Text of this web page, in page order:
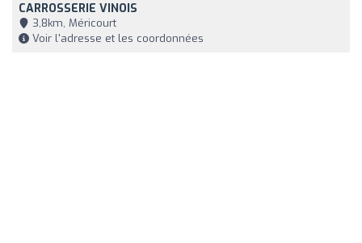
CARROSSERIE VINOIS
3,8km, Méricourt
Voir l'adresse et les coordonnées